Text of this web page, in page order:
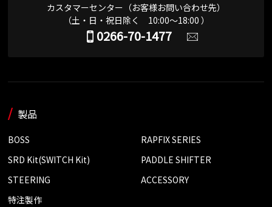
カスタマーセンター（お客様お問い合わせ先）
（土・日・祝日除く 10:00～18:00 ）
0266-70-1477
製品
BOSS
RAPFIX SERIES
SRD Kit(SWITCH Kit)
PADDLE SHIFTER
STEERING
ACCESSORY
特注製作